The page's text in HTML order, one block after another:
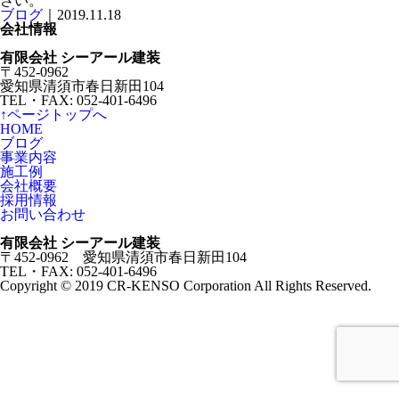
ブログ ｜2019.11.18
会社情報
有限会社 シーアール建装
〒452-0962
愛知県清須市春日新田104
TEL・FAX: 052-401-6496
↑ページトップへ
HOME
ブログ
事業内容
施工例
会社概要
採用情報
お問い合わせ
有限会社 シーアール建装
〒452-0962 愛知県清須市春日新田104
TEL・FAX: 052-401-6496
Copyright © 2019 CR-KENSO Corporation All Rights Reserved.